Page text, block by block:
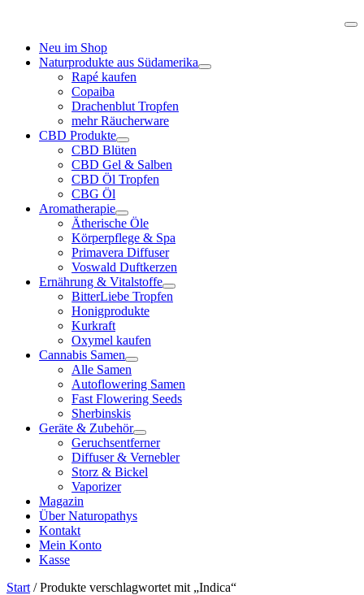
Neu im Shop
Naturprodukte aus Südamerika
Rapé kaufen
Copaiba
Drachenblut Tropfen
mehr Räucherware
CBD Produkte
CBD Blüten
CBD Gel & Salben
CBD Öl Tropfen
CBG Öl
Aromatherapie
Ätherische Öle
Körperpflege & Spa
Primavera Diffuser
Voswald Duftkerzen
Ernährung & Vitalstoffe
BitterLiebe Tropfen
Honigprodukte
Kurkraft
Oxymel kaufen
Cannabis Samen
Alle Samen
Autoflowering Samen
Fast Flowering Seeds
Sherbinskis
Geräte & Zubehör
Geruchsentferner
Diffuser & Vernebler
Storz & Bickel
Vaporizer
Magazin
Über Naturopathys
Kontakt
Mein Konto
Kasse
Start / Produkte verschlagwortet mit „Indica“